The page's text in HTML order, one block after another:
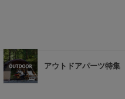
アウトドアパーツ特集